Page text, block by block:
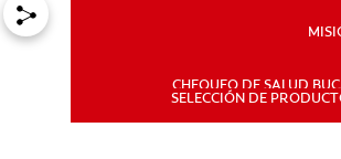
CHEQUEO DE SALUD
SELECCIÓN DE